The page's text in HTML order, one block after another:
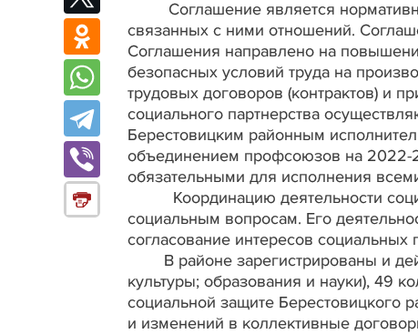
Соглашение является
связанных с ними отношений.
Соглашения направлено на
безопасных условий труда на
трудовых договоров (контрактов) и
социального партнерства
Берестовицким районным
объединением профсоюзов на 2022-
обязательными для исполнения
Координацию деятельности
социальным вопросам. Его
согласование интересов
В районе зарегистрированы и
культуры; образования и науки), 49
социальной защите Берестовицкого
и изменений в коллективные